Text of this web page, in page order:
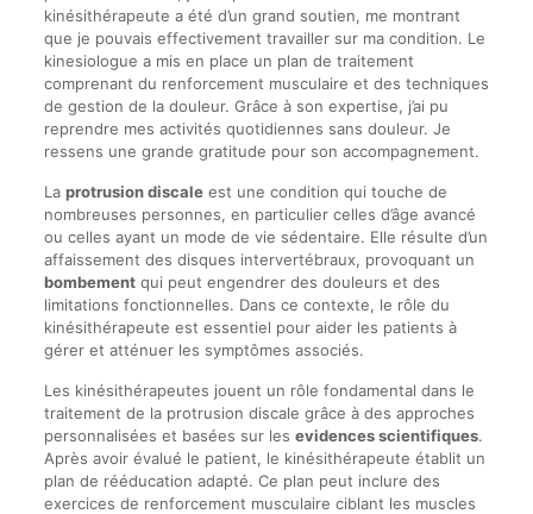
kinésithérapeute a été d’un grand soutien, me montrant
que je pouvais effectivement travailler sur ma condition. Le
kinesiologue a mis en place un plan de traitement
comprenant du renforcement musculaire et des techniques
de gestion de la douleur. Grâce à son expertise, j’ai pu
reprendre mes activités quotidiennes sans douleur. Je
ressens une grande gratitude pour son accompagnement.
La protrusion discaleest une condition qui touche de
nombreuses personnes, en particulier celles d’âge avancé
ou celles ayant un mode de vie sédentaire. Elle résulte d’un
affaissement des disques intervertébraux, provoquant un
bombementqui peut engendrer des douleurs et des
limitations fonctionnelles. Dans ce contexte, le rôle du
kinésithérapeute est essentiel pour aider les patients à
gérer et atténuer les symptômes associés.
Les kinésithérapeutes jouent un rôle fondamental dans le
traitement de la protrusion discale grâce à des approches
personnalisées et basées sur les evidences scientifiques.
Après avoir évalué le patient, le kinésithérapeute établit un
plan de rééducation adapté. Ce plan peut inclure des
exercices de renforcement musculaire ciblant les muscles